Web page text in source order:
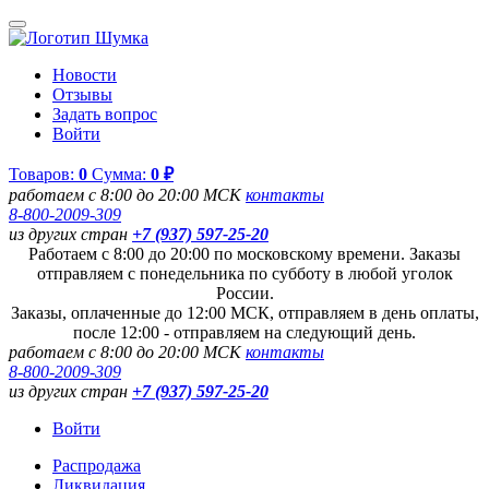
Новости
Отзывы
Задать вопрос
Войти
Товаров: 0 Сумма: 0 ₽
работаем с 8:00 до 20:00 МСКконтакты
8-800-2009-309
из других стран +7 (937) 597-25-20
Работаем с 8:00 до 20:00 по московскому времени. Заказы
отправляем с понедельника по субботу в любой уголок
России.
Заказы, оплаченные до 12:00 МСК, отправляем в день оплаты,
после 12:00 - отправляем на следующий день.
работаем с 8:00 до 20:00 МСКконтакты
8-800-2009-309
из других стран +7 (937) 597-25-20
Войти
Распродажа
Ликвидация